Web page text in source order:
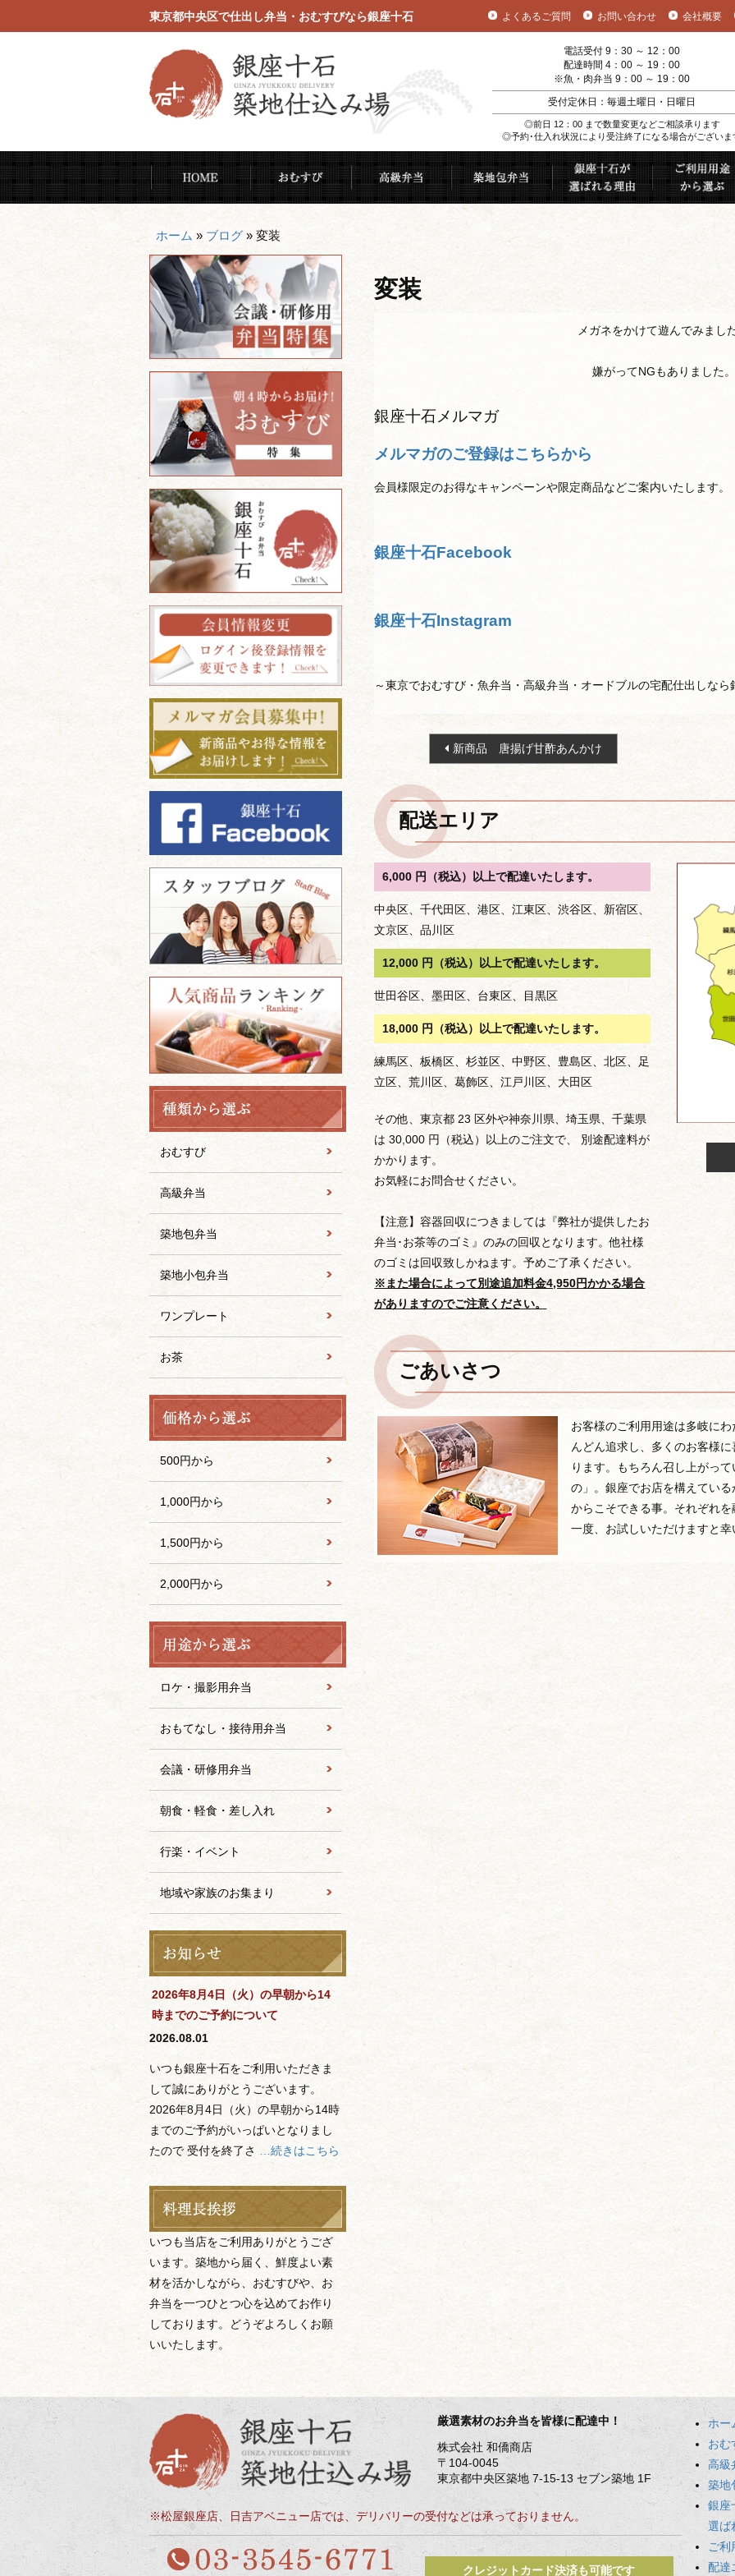
東京都中央区で仕出し弁当・おむすびなら銀座十石 よくあるご質問 お問い合わせ 会社概要
電話受付 9：30 ～ 12：00
配達時間 4：00 ～ 19：00
※魚・肉弁当 9：00 ～ 19：00
受付定休日：毎週土曜日・日曜日
◎前日 12：00 まで数量変更などご相談承ります
◎予約･仕入れ状況により受注終了になる場合がございま
ン
テ
HOME おむすび 高級弁当 築地包弁当 銀座十石が選
ホーム » ブログ » 変装
変装
メガネをかけて遊んでみまし
嫌がってNGもありました。
銀座十石メルマガ
メルマガのご登録はこちらから
会員様限定のお得なキャンペーンや限定商品などご案内いたします。
銀座十石Facebook
銀座十石Instagram
～東京でおむすび・魚弁当・高級弁当・オードブルの宅配仕出しなら
ナ
ビ
ゲ
ー
シ
ョ
ン
新商品 唐揚げ甘酢あんかけ
配送エリア
6,000 円（税込）以上で配達いたします。
中央区、千代田区、港区、江東区、渋谷区、新宿区、
文京区、品川区
12,000 円（税込）以上で配達いたします。
世田谷区、墨田区、台東区、目黒区
18,000 円（税込）以上で配達いたします。
練馬区、板橋区、杉並区、中野区、豊島区、北区、足
立区、荒川区、葛飾区、江戸川区、大田区
その他、東京都 23 区外や神奈川県、埼玉県、千葉県
は 30,000 円（税込）以上のご注文で、 別途配達料が
かかります。
お気軽にお問合せください。
【注意】容器回収につきましては『弊社が提供したお
弁当･お茶等のゴミ』のみの回収となります。他社様
のゴミは回収致しかねます。予めご了承ください。
※また場合によって別途追加料金4,950円かかる場合
がありますのでご注意ください。
ごあいさつ
お客様のご利用用途は多岐に
んどん追求し、多くのお客様
ります。もちろん召し上がっ
の」。銀座でお店を構えてい
からこそできる事。それぞれ
一度、お試しいただけますと幸
種類から選ぶ
おむすび
高級弁当
築地包弁当
築地小包弁当
ワンプレート
お茶
価格から選ぶ
500円から
1,000円から
1,500円から
2,000円から
ロケ・撮影用弁当
おもてなし・接待用弁当
会議・研修用弁当
朝食・軽食・差し入れ
行楽・イベント
地域や家族のお集まり
お知らせ
2026年8月4日（火）の早朝から14
時までのご予約について
2026.08.01
いつも銀座十石をご利用いただきま
して誠にありがとうございます。
2026年8月4日（火）の早朝から14時
までのご予約がいっぱいとなりまし
たので 受付を終了さ
…続きはこちら
いつも当店をご利用ありがとうござ
います。築地から届く、鮮度よい素
材を活かしながら、おむすびや、お
弁当を一つひとつ心を込めてお作り
しております。どうぞよろしくお願
いいたします。
厳選素材のお弁当を皆様に配達中！
株式会社 和僑商店
〒104-0045
東京都中央区築地 7-15-13 セブン築地 1F
※松屋銀座店、日吉アベニュー店では、デリバリーの受付などは承っておりません。
クレジットカード決済も可能です
ホー
おむ
高級
築地
銀座
選ば
ご利
配達